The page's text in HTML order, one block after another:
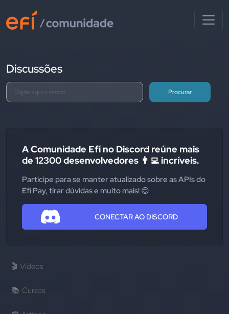
Discussões
Procurar
A Comunidade Efí no Discord reúne mais
de 12300 desenvolvedores 👨‍💻 incríveis.
Participe para se manter atualizado sobre as APIs do
Efí Pay, tirar dúvidas e muito mais! 😊
CONECTAR AO DISCORD
🎬 Vídeos
📚 Cursos